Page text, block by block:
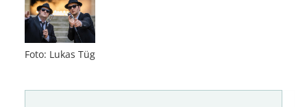
Foto: Lukas Tüg